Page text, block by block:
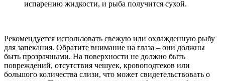
испарению жидкости, и рыба получится сухой.
Рекомендуется использовать свежую или охлажденную рыбу
для запекания. Обратите внимание на глаза – они должны
быть прозрачными. На поверхности не должно быть
повреждений, отсутствия чешуек, кровоподтеков или
большого количества слизи, что может свидетельствовать о